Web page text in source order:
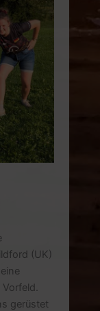
(UK)
gerüstet